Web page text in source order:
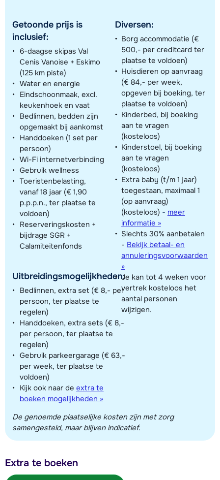
Getoonde prijs is
inclusief:
6-daagse skipas Val
Cenis Vanoise + Eskimo
(125 km piste)
Water en energie
Eindschoonmaak, excl.
keukenhoek en vaat
Bedlinnen, bedden zijn
opgemaakt bij aankomst
Handdoeken (1 set per
persoon)
Wi-Fi internetverbinding
Gebruik wellness
Toeristenbelasting,
vanaf 18 jaar (€ 1,90
p.p.p.n., ter plaatse te
voldoen)
Reserveringskosten +
bijdrage SGR +
Calamiteitenfonds
Uitbreidingsmogelijkheden:
Bedlinnen, extra set (€ 8,- per
persoon, ter plaatse te
regelen)
Handdoeken, extra sets (€ 8,-
per persoon, ter plaatse te
regelen)
Gebruik parkeergarage (€ 63,-
per week, ter plaatse te
voldoen)
Kijk ook naar de extra te
boeken mogelijkheden »
Diversen:
Borg accommodatie (€
500,- per creditcard ter
plaatse te voldoen)
Huisdieren op aanvraag
(€ 84,- per week,
opgeven bij boeking, ter
plaatse te voldoen)
Kinderbed, bij boeking
aan te vragen
(kosteloos)
Kinderstoel, bij boeking
aan te vragen
(kosteloos)
Extra baby (t/m 1 jaar)
toegestaan, maximaal 1
(op aanvraag)
(kosteloos) - meer
informatie »
Slechts 30% aanbetalen
- Bekijk betaal- en
annuleringsvoorwaarden
»
Je kan tot 4 weken voor
vertrek kosteloos het
aantal personen
wijzigen.
De genoemde plaatselijke kosten zijn met zorg
samengesteld, maar blijven indicatief.
Extra te boeken